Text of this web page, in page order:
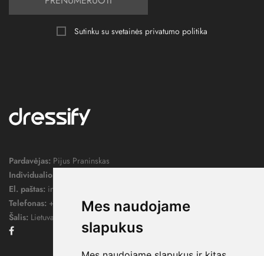
Mes naudojame
slapukus
Sutinku su svetainės privatumo politika
Pardavėjas: Pijus Praninskas
Individualios veiklos pažymos nr.:
El. paštas: info@dressify.lt
Telefonas: +370 676 78578
Šalis: Lietuva